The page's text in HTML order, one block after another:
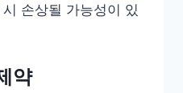
손상될 가능성이 있
약